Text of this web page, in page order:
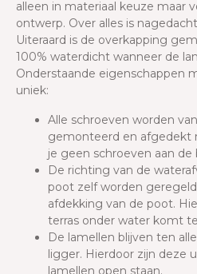
alleen in materiaal keuze maar
ontwerp. Over alles is
Uiteraard is de overkapping
100% waterdicht wanneer de
Onderstaande eigenschappen
uniek:
Alle schroeven worden
gemonteerd en afgedekt
je geen schroeven aan de
De richting van de
poot zelf worden
afdekking van de poot.
terras onder water komt
De lamellen blijven ten
ligger. Hierdoor zijn deze
lamellen open staan.